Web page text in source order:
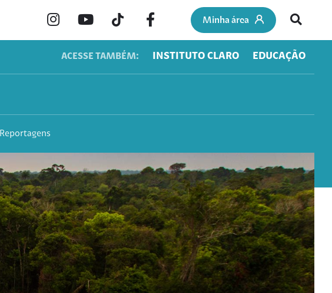
Minha área
ACESSE TAMBÉM: INSTITUTO CLARO EDUCAÇÃO
Reportagens